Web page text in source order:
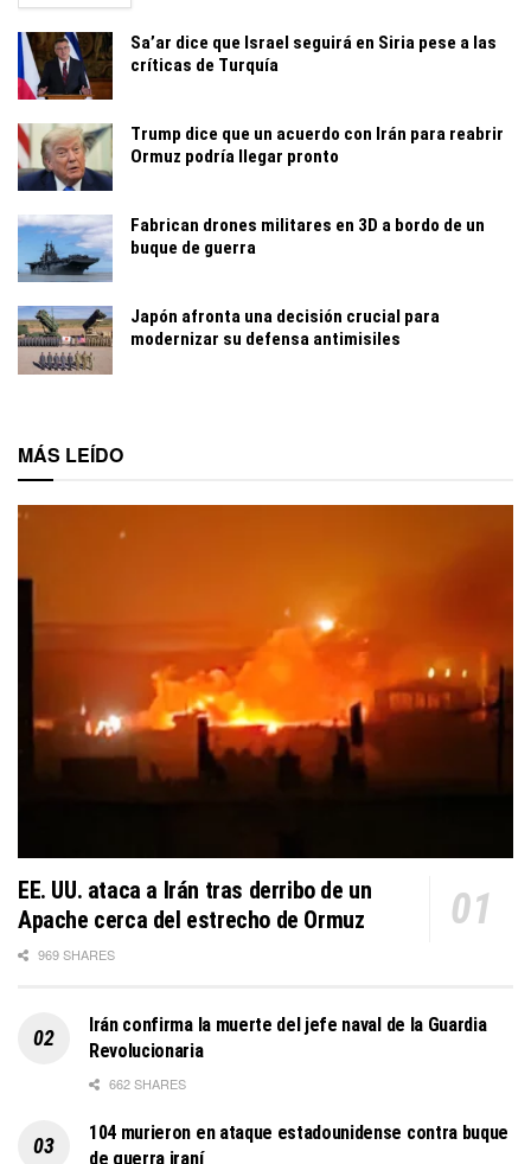
Sa’ar dice que Israel seguirá en Siria pese a las
críticas de Turquía
Trump dice que un acuerdo con Irán para reabrir
Ormuz podría llegar pronto
Fabrican drones militares en 3D a bordo de un
buque de guerra
Japón afronta una decisión crucial para
modernizar su defensa antimisiles
MÁS LEÍDO
EE. UU. ataca a Irán tras derribo de un
Apache cerca del estrecho de Ormuz
969 SHARES
Irán confirma la muerte del jefe naval de la Guardia
Revolucionaria
662 SHARES
104 murieron en ataque estadounidense contra buque
de guerra iraní